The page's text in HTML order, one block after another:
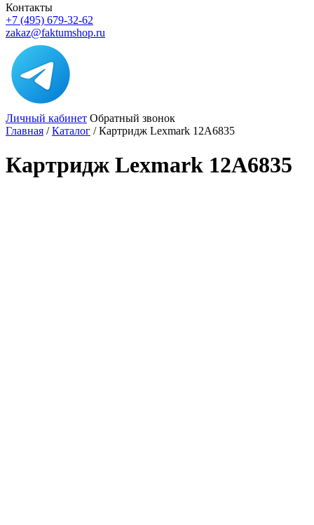
Контакты
+7 (495) 679-32-62
zakaz@faktumshop.ru
Личный кабинет Обратный звонок
Главная /Каталог /Картридж Lexmark 12A6835
Картридж Lexmark 12A6835